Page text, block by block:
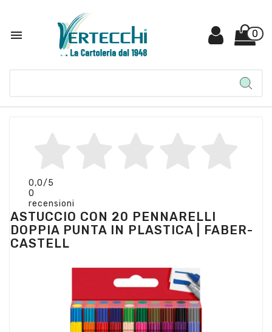
 0
0,0/5
0
recensioni
ASTUCCIO CON 20 PENNARELLI
DOPPIA PUNTA IN PLASTICA | FABER-
CASTELL